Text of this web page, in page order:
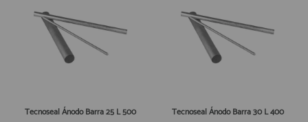
Tecnoseal Ánodo Barra 25 L 500 Tecnoseal Ánodo Barra 30 L 400